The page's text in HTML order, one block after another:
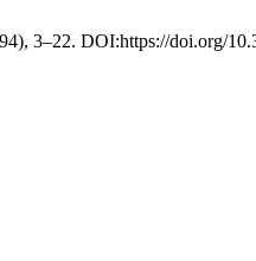
3–22. DOI:https://doi.org/